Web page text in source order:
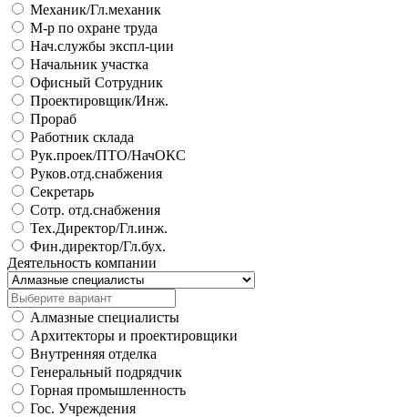
Механик/Гл.механик
М-р по охране труда
Нач.службы экспл-ции
Начальник участка
Офисный Сотрудник
Проектировщик/Инж.
Прораб
Работник склада
Рук.проек/ПТО/НачОКС
Руков.отд.снабжения
Секретарь
Сотр. отд.снабжения
Тех.Директор/Гл.инж.
Фин.директор/Гл.бух.
Деятельность компании
Алмазные специалисты
Архитекторы и проектировщики
Внутренняя отделка
Генеральный подрядчик
Горная промышленность
Гос. Учреждения